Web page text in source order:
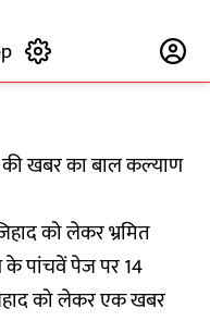
की खबर का बाल कल्याण
को लेकर भ्रमित
के पांचवें पेज पर 14
को लेकर एक खबर